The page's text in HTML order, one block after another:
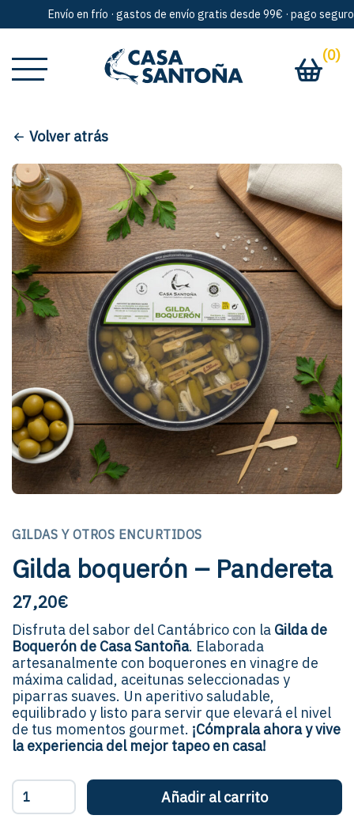
Envío en frío · gastos de envío gratis desde 99€ · pago seguro ·
(0)
Volver atrás
GILDAS Y OTROS ENCURTIDOS
Gilda boquerón – Pandereta
27,20€
Disfruta del sabor del Cantábrico con la Gilda de
Boquerón de Casa Santoña. Elaborada
artesanalmente con boquerones en vinagre de
máxima calidad, aceitunas seleccionadas y
piparras suaves. Un aperitivo saludable,
equilibrado y listo para servir que elevará el nivel
de tus momentos gourmet. ¡Cómprala ahora y vive
la experiencia del mejor tapeo en casa!
Gilda
boquerón
Añadir al carrito